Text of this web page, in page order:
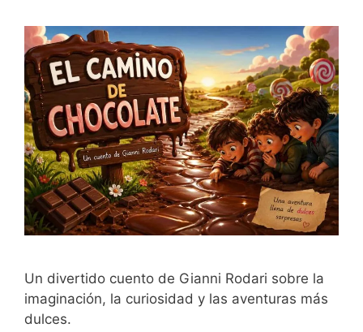
Un divertido cuento de Gianni Rodari sobre la
imaginación, la curiosidad y las aventuras más
dulces.